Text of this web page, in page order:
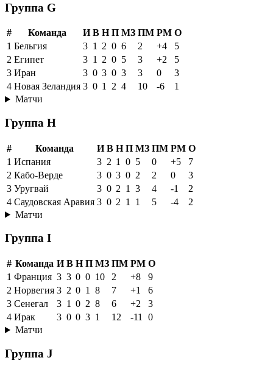
Группа G
# Команда И В Н П МЗ ПМ РМ О
1 Бельгия 3 1 2 0 6 2 +4
5
2 Египет 3 1 2 0 5 3 +2
5
3 Иран 3 0 3 0 3 3 0
3
4 Новая Зеландия 3 0 1 2 4 10 -6
1
Матчи
Группа H
# Команда И В Н П МЗ ПМ РМ О
1 Испания 3 2 1 0 5 0 +5
7
2 Кабо-Верде 3 0 3 0 2 2 0
3
3 Уругвай 3 0 2 1 3 4 -1
2
4 Саудовская Аравия 3 0 2 1 1 5 -4
2
Матчи
Группа I
# Команда И В Н П МЗ ПМ РМ О
1 Франция 3 3 0 0 10 2 +8
9
2 Норвегия 3 2 0 1 8 7 +1
6
3 Сенегал 3 1 0 2 8 6 +2
3
4 Ирак 3 0 0 3 1 12 -11
0
Матчи
Группа J